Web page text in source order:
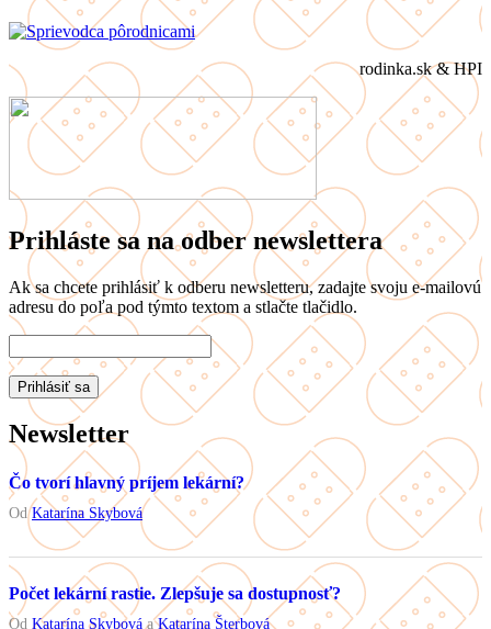
rodinka.sk & HPI
Prihláste sa na odber newslettera
Ak sa chcete prihlásiť k odberu newsletteru, zadajte svoju e-mailovú
adresu do poľa pod týmto textom a stlačte tlačidlo.
Newsletter
Čo tvorí hlavný príjem lekární?
OdKatarína Skybová
Počet lekární rastie. Zlepšuje sa dostupnosť?
Od Katarína SkybováaKatarína Šterbová